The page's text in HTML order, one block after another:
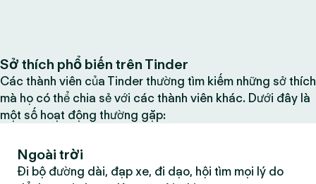
Sở thích phổ biến trên Tinder
Các thành viên của Tinder thường tìm kiếm những sở thích
mà họ có thể chia sẻ với các thành viên khác. Dưới đây là
một số hoạt động thường gặp:
Ngoài trời
Đi bộ đường dài, đạp xe, đi dạo, hội tìm mọi lý do